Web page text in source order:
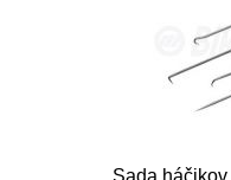
Sada